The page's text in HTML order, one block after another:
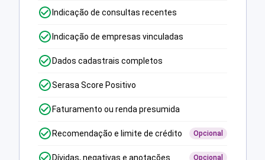
Indicação de consultas recentes
Indicação de empresas vinculadas
Dados cadastrais completos
Serasa Score Positivo
Faturamento ou renda presumida
Recomendação e limite de crédito Opcional
Dívidas, negativas e anotações Opcional